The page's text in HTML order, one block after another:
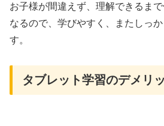
お子様が間違えず、理解できるま
なるので、学びやすく、またしっ
す。
タブレット学習のデメリ